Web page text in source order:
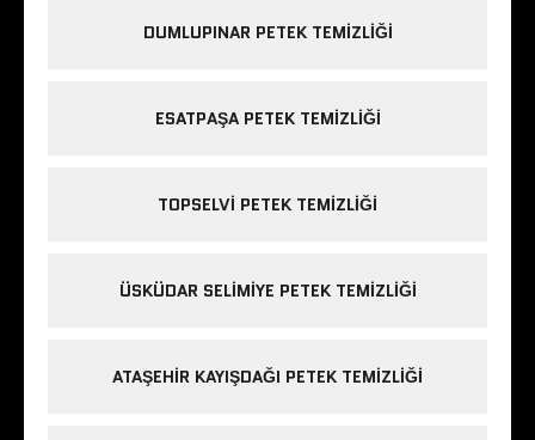
DUMLUPINAR PETEK TEMIZLIĞI
ESATPAŞA PETEK TEMIZLIĞI
TOPSELVI PETEK TEMIZLIĞI
ÜSKÜDAR SELIMIYE PETEK TEMIZLIĞI
ATAŞEHIR KAYIŞDAĞI PETEK TEMIZLIĞI